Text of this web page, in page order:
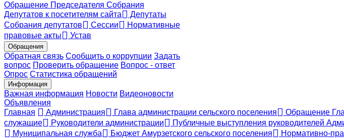
Обращение Председателя Собрания
Депутатов к посетителям сайта
Депутаты
Собрания депутатов
Сессии
Нормативные
правовые акты
Устав
Обращения
Обратная связь Сообщить о коррупции Задать
вопрос Проверить обращение Вопрос - ответ
Опрос Статистика обращений
Информация
Важная информация Новости Видеоновости
Объявления
Главная
Администрация Глава администрации сельского поселения Обращение
служащие
Руководители администрации Публичные выступления руководителей
Муниципальная служба
Бюджет Амурзетского сельского поселения Нормативно-